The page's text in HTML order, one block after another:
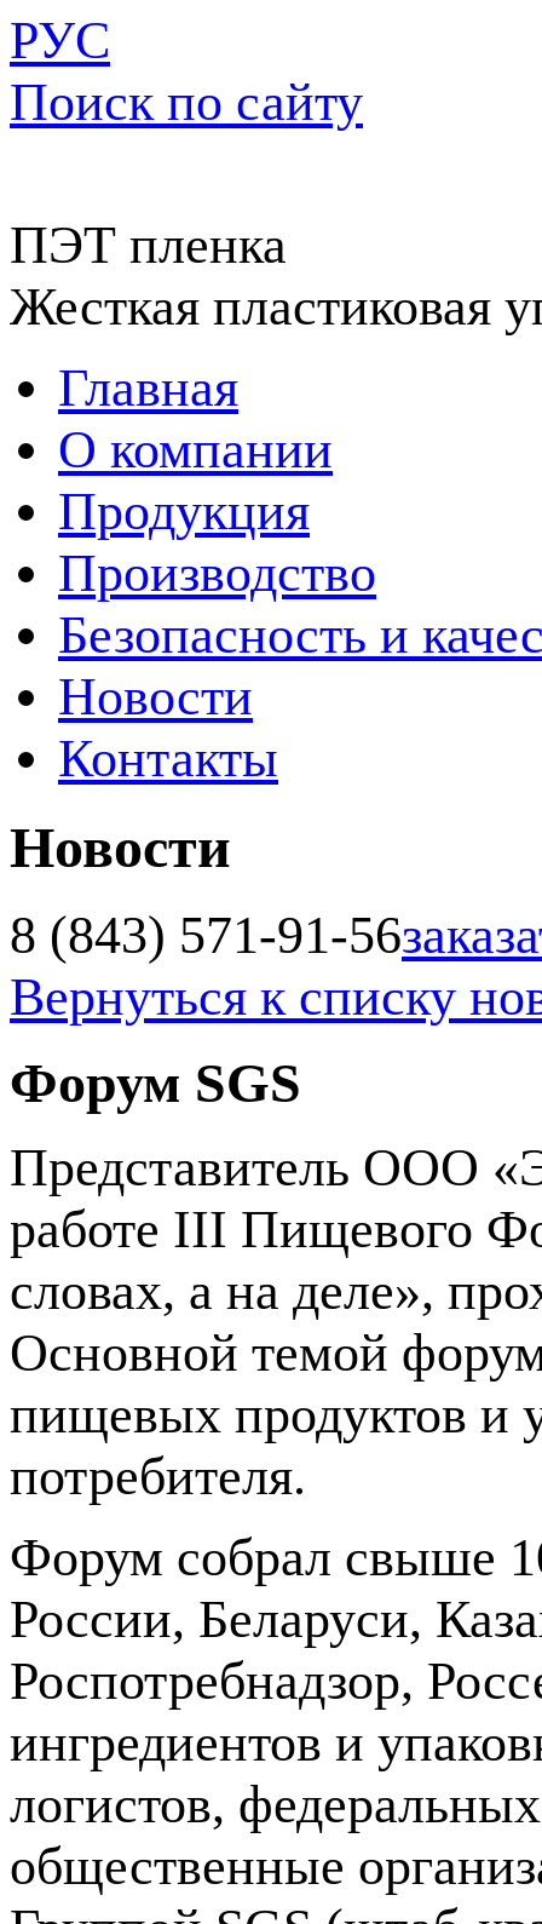
РУС
Поиск по сайту
ПЭТ пленка
Жесткая пластиковая
Главная
О компании
Продукция
Производство
Безопасность и
Новости
Контакты
Новости
8 (843) 571-91-56
Вернуться к списку
Форум SGS
Представитель ООО
работе III Пищевого
словах, а на деле»,
Основной темой
пищевых продуктов и
потребителя.
Форум собрал свыше
России, Беларуси,
Роспотребнадзор,
ингредиентов и
логистов,
общественные